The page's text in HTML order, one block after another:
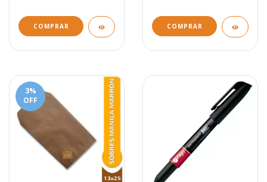
COMPRAR
3%
OFF